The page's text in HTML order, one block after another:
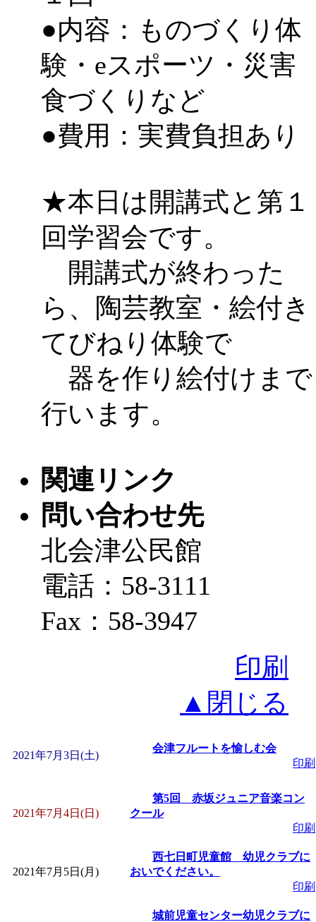
「 みなづる号乗車体
de 健康づくり」」 受
「皆鶴姫のこびる塾
～」 受付期間：～
de 健康づくり」」 受
●内容：ものづくり体
験・eスポーツ・災害
食づくりなど
●費用：実費負担あり
★本日は開講式と第１
回学習会です。
開講式が終わった
ら、陶芸教室・絵付き
てびねり体験で
器を作り絵付けまで
行います。
関連リンク
問い合わせ先
北会津公民館
電話：58-3111
Fax：58-3947
印刷
▲閉じる
2021年7月3日(土)
会津フルートを愉しむ会
印刷
2021年7月4日(日)
第5回 赤坂ジュニア音楽コン
クール
印刷
2021年7月5日(月)
西七日町児童館 幼児クラブに
おいでください。
印刷
城前児童センター幼児クラブに